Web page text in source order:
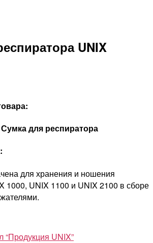
UNIX
Сумка для респиратора
для хранения и ношения
1000, UNIX 1100 и UNIX 2100 в сборе
“Продукция UNIX”